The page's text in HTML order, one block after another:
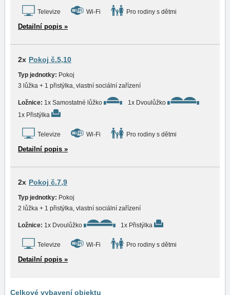
Televize Wi-Fi Pro rodiny s dětmi
Detailní popis »
2x Pokoj č.5,10
Typ jednotky: Pokoj
3 lůžka + 1 přistýlka, vlastní sociální zařízení
Ložnice: 1x Samostatné lůžko
1x Dvoulůžko
1x Přistýlka
Televize Wi-Fi Pro rodiny s dětmi
Detailní popis »
2x Pokoj č.7,9
Typ jednotky: Pokoj
2 lůžka + 1 přistýlka, vlastní sociální zařízení
Ložnice: 1x Dvoulůžko 1x Přistýlka
Televize Wi-Fi Pro rodiny s dětmi
Detailní popis »
Celkové vybavení objektu